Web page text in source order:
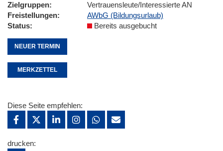
Zielgruppen
Vertrauensleute/Interessierte AN
Freistellungen
AWbG (Bildungsurlaub)
Status
Bereits ausgebucht
NEUER TERMIN
MERKZETTEL
Diese Seite empfehlen:
drucken: